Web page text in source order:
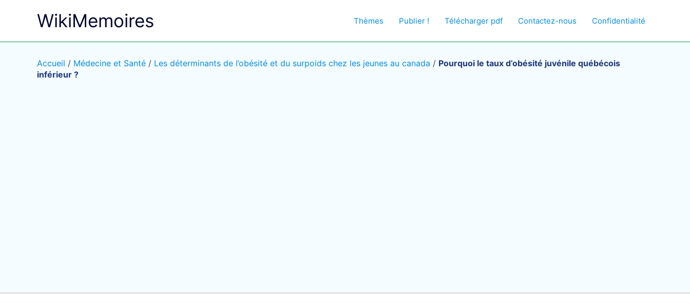
WikiMemoires Thèmes Publier ! Télécharger pdf Contactez-nous Confidentialité
Accueil / Médecine et Santé / Les déterminants de l’obésité et du surpoids chez les jeunes au canada / Pourquoi le taux d’obésité juvénile québécois
inférieur ?